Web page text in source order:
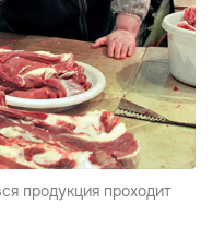
продукция проходит